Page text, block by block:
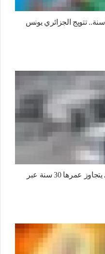
ألعاب القوى:مونديال أقل من 20 سنة.. تتويج الجزائري يونس
الشروع في سحب الحافلات التي يتجاوز عمرها 30 سنة عبر